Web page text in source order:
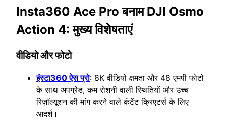
Insta360 Ace Pro बनाम DJI Osmo
Action 4: मुख्य विशेषताएं
वीडियो और फोटो
इंस्टा360 ऐस प्रो: 8K वीडियो क्षमता और 48 एमपी फोटो
के साथ अपग्रेड, कम रोशनी वाली स्थितियों और उच्च
रिज़ॉल्यूशन की मांग करने वाले कंटेंट क्रिएटर्स के लिए
आदर्श।